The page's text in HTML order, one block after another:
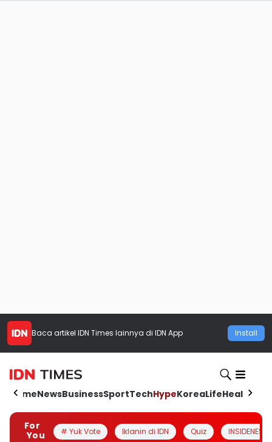
Baca artikel IDN Times lainnya di IDN App Install
HomeNewsBusinessSportTechHypeKoreaLifeHealth
For
You
# Yuk Vote Iklanin di IDN Quiz INSIDENESIA